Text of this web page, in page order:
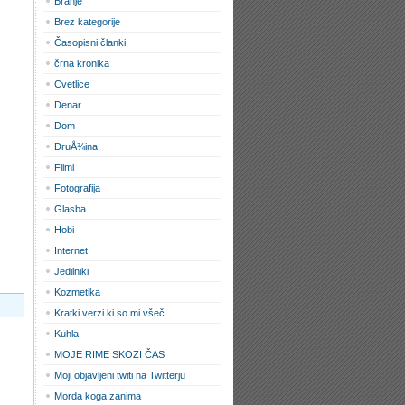
Brez kategorije
Časopisni članki
črna kronika
Cvetlice
Denar
Dom
DruÅ¾ina
Filmi
Fotografija
Glasba
Hobi
Internet
Jedilniki
Kozmetika
Kratki verzi ki so mi všeč
Kuhla
MOJE RIME SKOZI ČAS
Moji objavljeni twiti na Twitterju
Morda koga zanima